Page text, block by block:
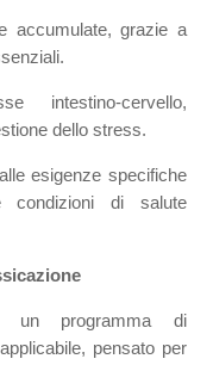
accumulate, grazie a
intestino-cervello,
dello stress.
esigenze specifiche
di salute
un programma di
pensato per